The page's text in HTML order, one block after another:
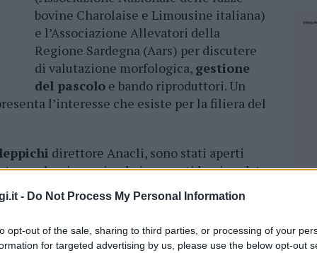
- Do Not Process My Personal Information
opt-out of the sale, sharing to third parties, or processing of your
for targeted advertising by us, please use the below opt-out
bovine Charolaise e Limousine italiana)
e l’Associazione Allevatori della
Regione Sardegna (Aars) per discutere
di valutazione morfologica, gestione
del pascolo e bando riproduttori. Un
l’interesse che esiste per la filiera del
direttore Anacli, sono stati aperti
che ringraziando i presenti ha ricordato
come nuovo corso per gli incontri futuri
alle
da carne che sono
con i saluti di Michele Filigheddu
Bacchitta, presidente AarSardegna.